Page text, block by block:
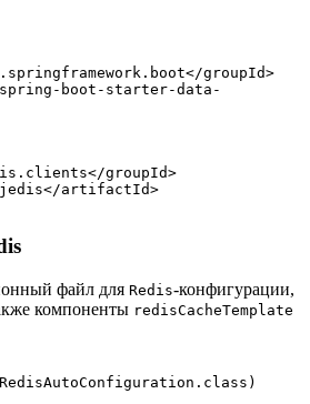
groupId>
groupId>
artifactId>
файл для Redis-конфигурации,
компоненты redisCacheTemplate